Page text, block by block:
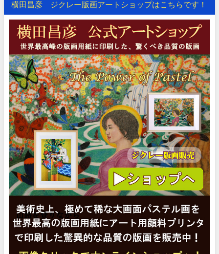
横田昌彦 ジクレー版画アートショップはこちらです！